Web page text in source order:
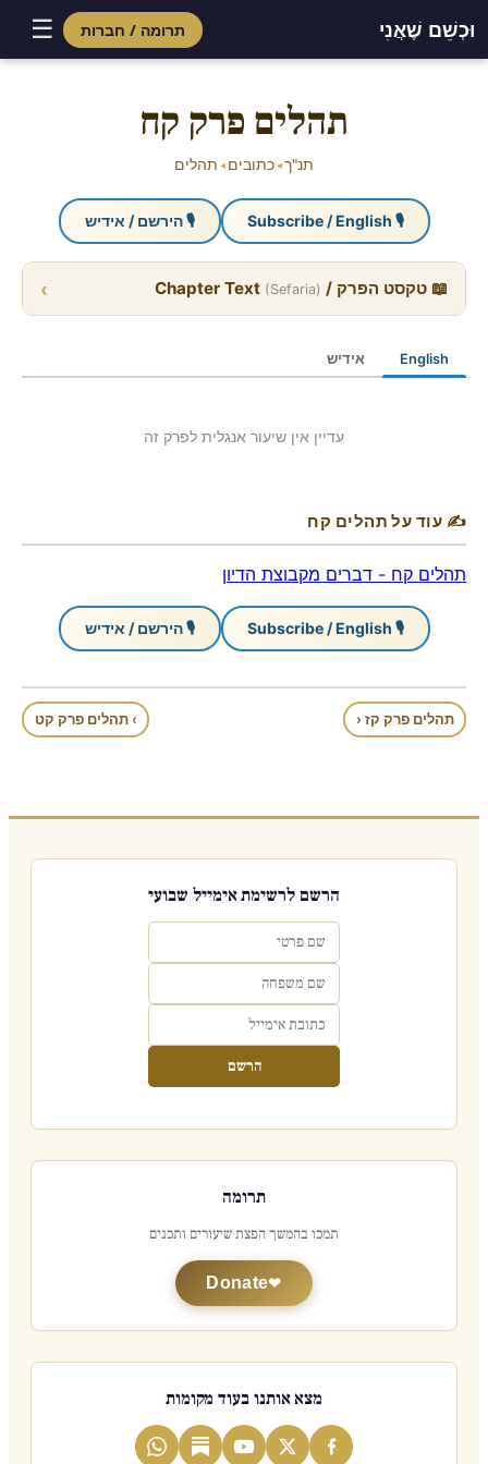
וּכְשֵׁם שֶׁאֲנִי תרומה / חברות ☰
תהלים פרק קח
תנ"ך◂כתובים ◂ תהלים
🎙 Subscribe / English 🎙 הירשם / אידיש
📖 טקסט הפרק / Chapter Text (Sefaria)
›
English אידיש
עדיין אין שיעור אנגלית לפרק זה
✍ עוד על תהלים קח
תהלים קח - דברים מקבוצת הדיון
🎙 Subscribe / English 🎙 הירשם / אידיש
תהלים פרק קז ‹ › תהלים פרק קט
הרשם לרשימת אימייל שבועי
הרשם
תרומה
תמכו בהמשך הפצת שיעורים ותכנים
Donate
מצא אותנו בעוד מקומות